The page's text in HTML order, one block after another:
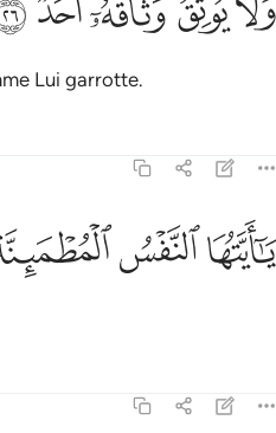
وَلَا يُوثِقُ وَثَاقَهُۥٓ أَحَدٌۭ ٢٦
Lui garrotte.
يا ايتها النفس المطمينة ٢٧
يَـٰٓأَيَّتُهَا ٱلنَّفْسُ ٱلْمُطْمَئِنَّةُ ٢٧
ﱜﱝ